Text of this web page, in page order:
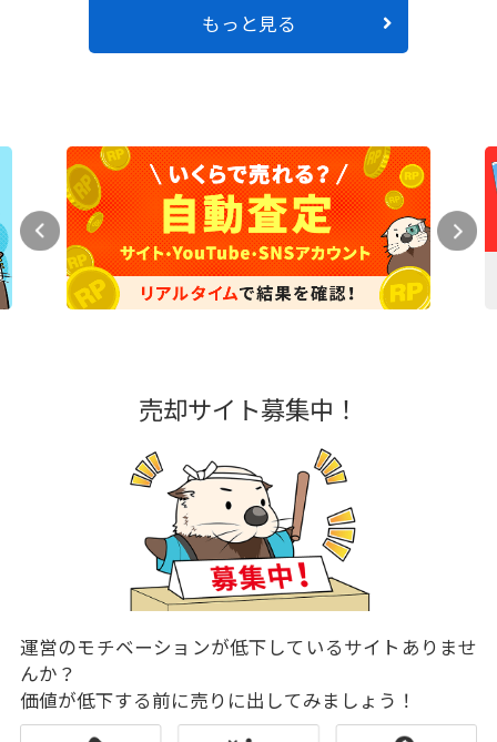
もっと見る
売却サイト募集中！
運営のモチベーションが低下しているサイトありませ
んか？
価値が低下する前に売りに出してみましょう！